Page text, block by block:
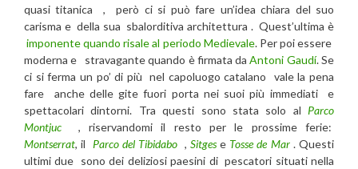
quasi titanica , però ci si può fare un’idea chiara del suo
carisma e della sua sbalorditiva architettura . Quest’ultima è
imponente quando risale al periodo Medievale. Per poi essere
moderna e stravagante quando è firmata daAntoni Gaudí. Se
ci si ferma un po’ di più nel capoluogo catalano vale la pena
fare anche delle gite fuori porta nei suoi più immediati e
spettacolari dintorni. Tra questi sono stata solo al Parco
Montjuc , riservandomi il resto per le prossime ferie:
Montserrat, il Parco del Tibidabo , Sitgese Tosse de Mar. Questi
ultimi due sono dei deliziosi paesini di pescatori situati nella